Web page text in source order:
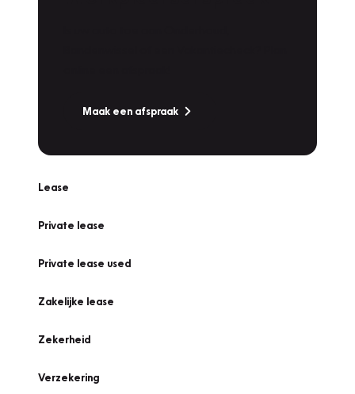
Maak een afspraak
Lease
Private lease
Private lease used
Zakelijke lease
Zekerheid
Verzekering